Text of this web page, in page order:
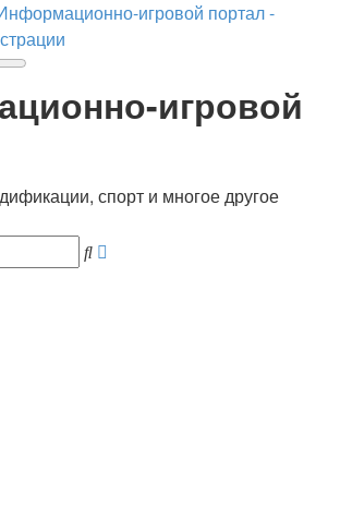
игровой портал -
игровой
спорт и многое другое
Поиск